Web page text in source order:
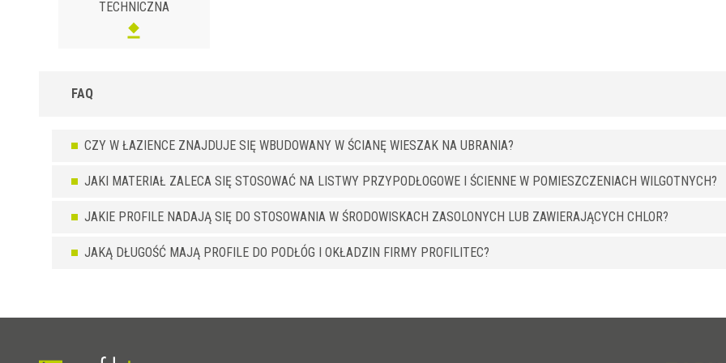
się na żądanej wysokości, a następnie przyciąć profil w górnej
części, aby uzyskać wykończenie. Profil dostarczany jest z
metalowymi płytkami mocującymi, które należy zamontować do
10 / 12,5 mm za pomocą odpowiednich podkładek
kompensacyjnych. Profil dostarczany jest w kolorze polerowanej
srebrnej (ASXB), szlifowanej polerowanej szampańskiej (ACXB).
TECHNICZNA
FAQ
CZY W ŁAZIENCE ZNAJDUJE SIĘ WBUDOWANY W ŚCIANĘ WIESZAK NA UBRANIA?
JAKI MATERIAŁ ZALECA SIĘ STOSOWAĆ NA LISTWY PRZYPODŁOGOWE I ŚCIENNE W POMIESZCZENIACH WILGOTNYCH?
JAKIE PROFILE NADAJĄ SIĘ DO STOSOWANIA W ŚRODOWISKACH ZASOLONYCH LUB ZAWIERAJĄCYCH CHLOR?
JAKĄ DŁUGOŚĆ MAJĄ PROFILE DO PODŁÓG I OKŁADZIN FIRMY PROFILITEC?